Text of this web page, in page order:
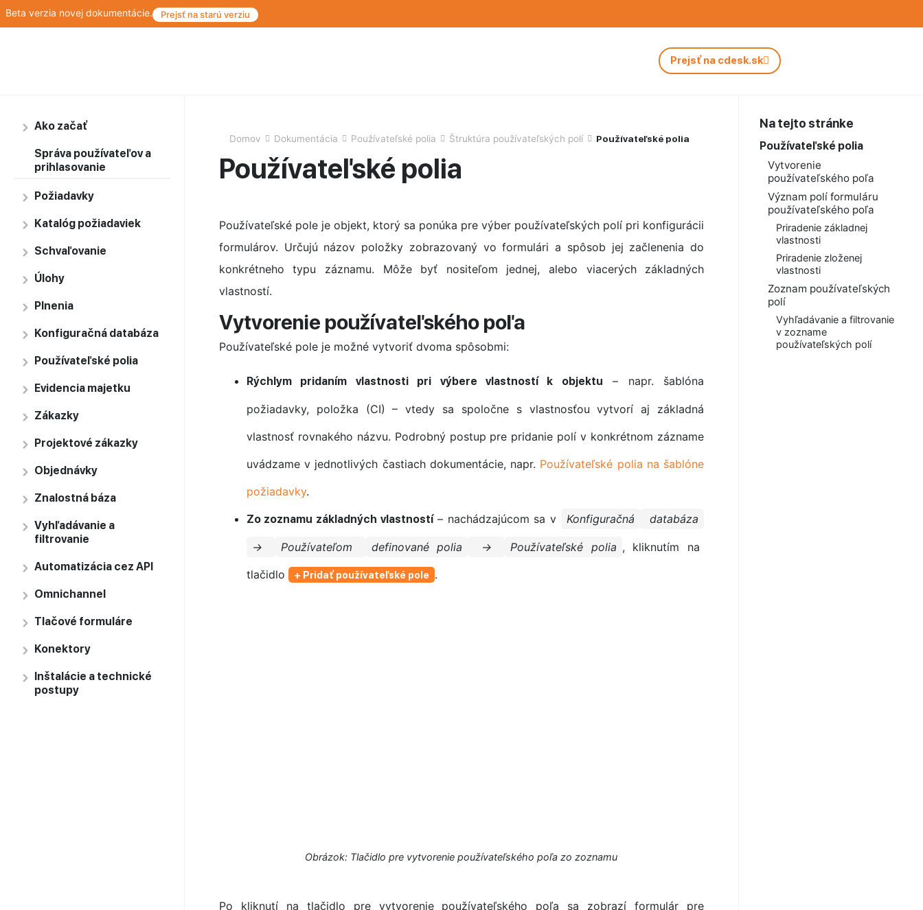
Beta verzia novej dokumentácie. Prejsť na starú verziu
Prejsť na cdesk.sk
Ako začať
Správa používateľov a
prihlasovanie
Požiadavky
Katalóg požiadaviek
Schvaľovanie
Úlohy
Plnenia
Konfiguračná databáza
Používateľské polia
Evidencia majetku
Zákazky
Projektové zákazky
Objednávky
Znalostná báza
Vyhľadávanie a
filtrovanie
Automatizácia cez API
Omnichannel
Tlačové formuláre
Konektory
Inštalácie a technické
postupy
Domov Dokumentácia Používateľské polia Štruktúra používateľských polí Používateľské polia
Používateľské polia
Používateľské pole je objekt, ktorý sa ponúka pre výber používateľských polí pri konfigurácii
formulárov. Určujú názov položky zobrazovaný vo formulári a spôsob jej začlenenia do
konkrétneho typu záznamu. Môže byť nositeľom jednej, alebo viacerých základných
vlastností.
Vytvorenie používateľského poľa
Používateľské pole je možné vytvoriť dvoma spôsobmi:
Rýchlym pridaním vlastnosti pri výbere vlastností k objektu – napr. šablóna
požiadavky, položka (CI) – vtedy sa spoločne s vlastnosťou vytvorí aj základná
vlastnosť rovnakého názvu. Podrobný postup pre pridanie polí v konkrétnom zázname
uvádzame v jednotlivých častiach dokumentácie, napr. Používateľské polia na šablóne
požiadavky.
Zo zoznamu základných vlastností– nachádzajúcom sa v Konfiguračná databáza
→ Používateľom definované polia → Používateľské polia , kliknutím na
tlačidlo
+ Pridať používateľské pole .
Obrázok: Tlačidlo pre vytvorenie používateľského poľa zo zoznamu
Po kliknutí na tlačidlo pre vytvorenie používateľského poľa sa zobrazí formulár pre
Na tejto stránke
Používateľské polia
Vytvorenie
používateľského poľa
Význam polí formuláru
používateľského poľa
Priradenie základnej
vlastnosti
Priradenie zloženej
vlastnosti
Zoznam používateľských
polí
Vyhľadávanie a filtrovanie
v zozname
používateľských polí